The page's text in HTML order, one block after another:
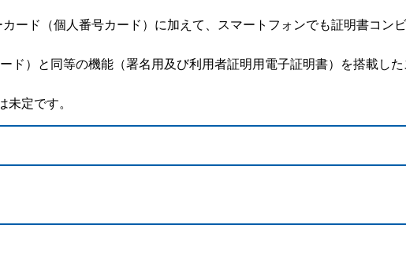
ード（個人番号カード）に加えて、スマートフォンでも証明書コン
ド）と同等の機能（署名用及び利用者証明用電子証明書）を搭載した
定です。